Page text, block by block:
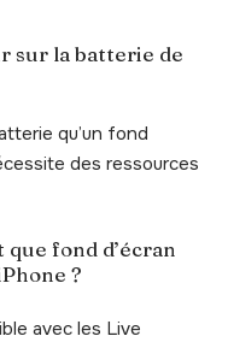
sur la batterie de
qu’un fond
des ressources
fond d’écran
?
avec les Live